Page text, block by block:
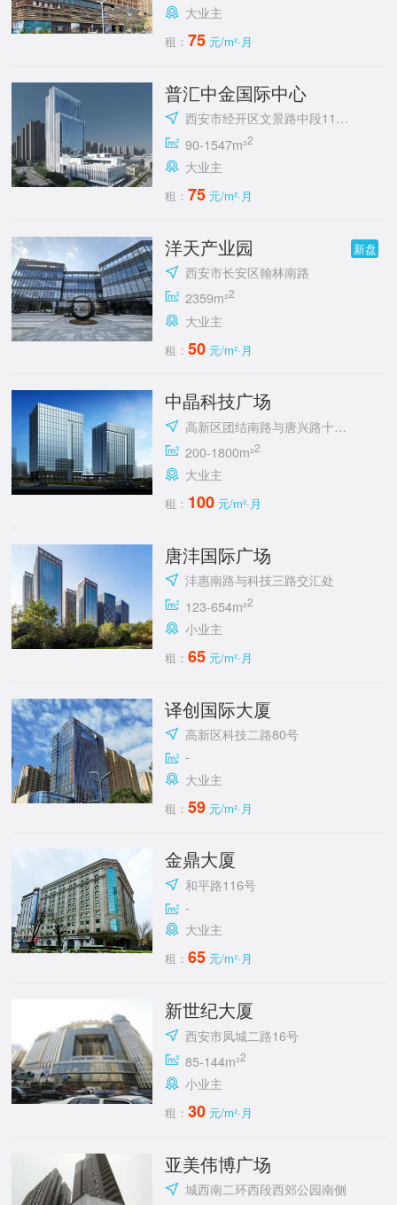
大业主
租：75 元/m²·月
普汇中金国际中心
西安市经开区文景路中段118号
90-1547m²2
大业主
租：75 元/m²·月
洋天产业园 新盘
西安市长安区翰林南路
2359m²2
大业主
租：50 元/m²·月
中晶科技广场
高新区团结南路与唐兴路十字东南角
200-1800m²2
大业主
租： 100 元/m²·月
唐沣国际广场
沣惠南路与科技三路交汇处
123-654m²2
小业主
租：65 元/m²·月
译创国际大厦
高新区科技二路80号
-
大业主
租：59 元/m²·月
金鼎大厦
和平路116号
-
大业主
租：65 元/m²·月
新世纪大厦
西安市凤城二路16号
85-144m²2
小业主
租：30 元/m²·月
亚美伟博广场
城西南二环西段西郊公园南侧